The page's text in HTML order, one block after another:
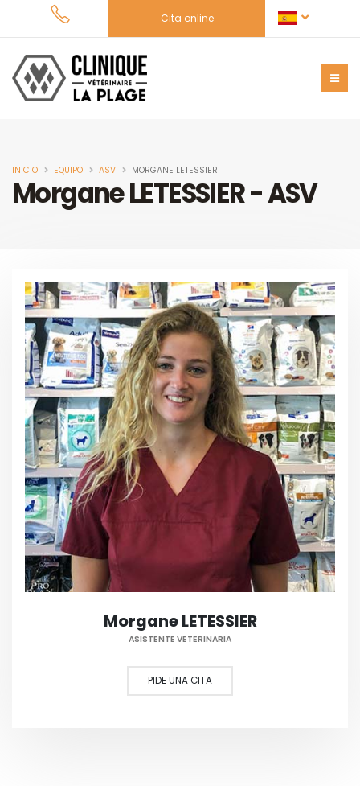
Cita online
Morgane LETESSIER - ASV
INICIO EQUIPO ASV MORGANE LETESSIER
Morgane LETESSIER
ASISTENTE VETERINARIA
PIDE UNA CITA